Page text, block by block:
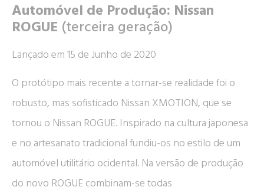
Automóvel de Produção: Nissan
ROGUE (terceira geração)
Lançado em 15 de Junho de 2020
O protótipo mais recente a tornar-se realidade foi o
robusto, mas sofisticado Nissan XMOTION, que se
tornou o Nissan ROGUE. Inspirado na cultura japonesa
e no artesanato tradicional fundiu-os no estilo de um
automóvel utilitário ocidental. Na versão de produção
do novo ROGUE combinam-se todas